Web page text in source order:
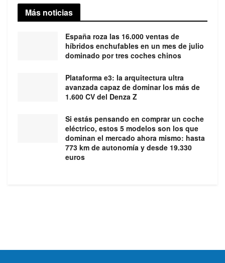
Más noticias
España roza las 16.000 ventas de
híbridos enchufables en un mes de julio
dominado por tres coches chinos
Plataforma e3: la arquitectura ultra
avanzada capaz de dominar los más de
1.600 CV del Denza Z
Si estás pensando en comprar un coche
eléctrico, estos 5 modelos son los que
dominan el mercado ahora mismo: hasta
773 km de autonomía y desde 19.330
euros